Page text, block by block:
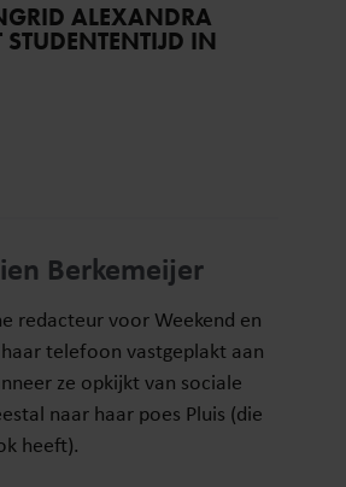
ALEXANDRA
STUDENTENTIJD IN
Berkemeijer
redacteur voor Weekend en
telefoon vastgeplakt aan
ze opkijkt van sociale
naar haar poes Pluis (die
heeft).